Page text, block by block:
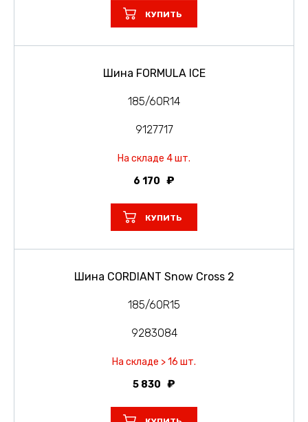
КУПИТЬ
Шина FORMULA ICE
185/60R14
9127717
На складе 4 шт.
6 170
КУПИТЬ
Шина CORDIANT Snow Cross 2
185/60R15
9283084
На складе > 16 шт.
5 830